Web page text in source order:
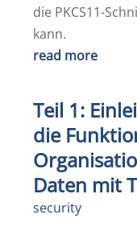
die PKCS11-
kann.
read more
Teil 1:
die
Daten mit
security